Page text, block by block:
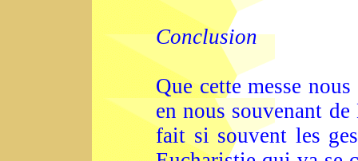
Conclusion
Que cette messe
en nous souvenant
fait si souvent les